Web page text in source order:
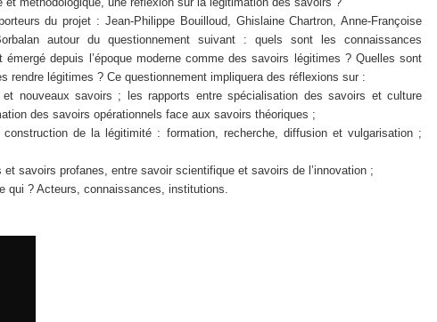
du projet : Jean-Philippe Bouilloud, Ghislaine Chartron, Anne-Françoise
autour du questionnement suivant : quels sont les connaissances
depuis l’époque moderne comme des savoirs légitimes ? Quelles sont
rendre légitimes ? Ce questionnement impliquera des réflexions sur :
nouveaux savoirs ; les rapports entre spécialisation des savoirs et culture
des savoirs opérationnels face aux savoirs théoriques ;
de la légitimité : formation, recherche, diffusion et vulgarisation ;
savoirs profanes, entre savoir scientifique et savoirs de l’innovation ;
qui ? Acteurs, connaissances, institutions.